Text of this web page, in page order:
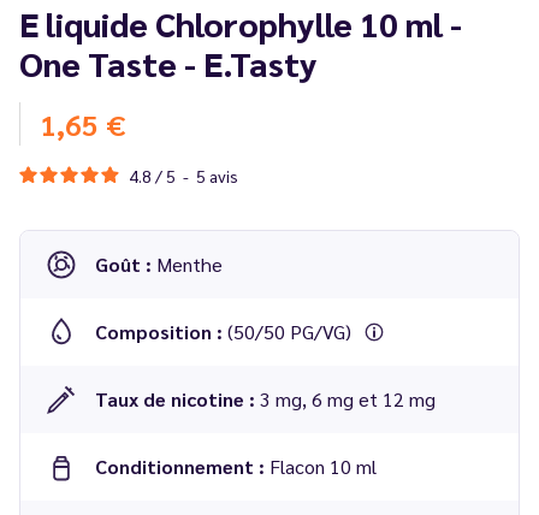
E liquide Chlorophylle 10 ml -
One Taste - E.Tasty
1,65 €
4.8 / 5 - 5 avis
Goût : Menthe
Composition : (50/50 PG/VG)
Taux de nicotine : 3 mg, 6 mg et 12 mg
Conditionnement : Flacon 10 ml